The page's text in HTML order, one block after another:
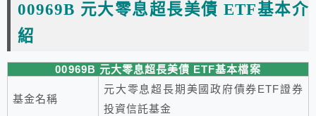
00969B 元大零息超長美債 ETF基本介
紹
00969B 元大零息超長美債 ETF基本檔案
基金名稱
元大零息超長期美國政府債券ETF證券
投資信託基金